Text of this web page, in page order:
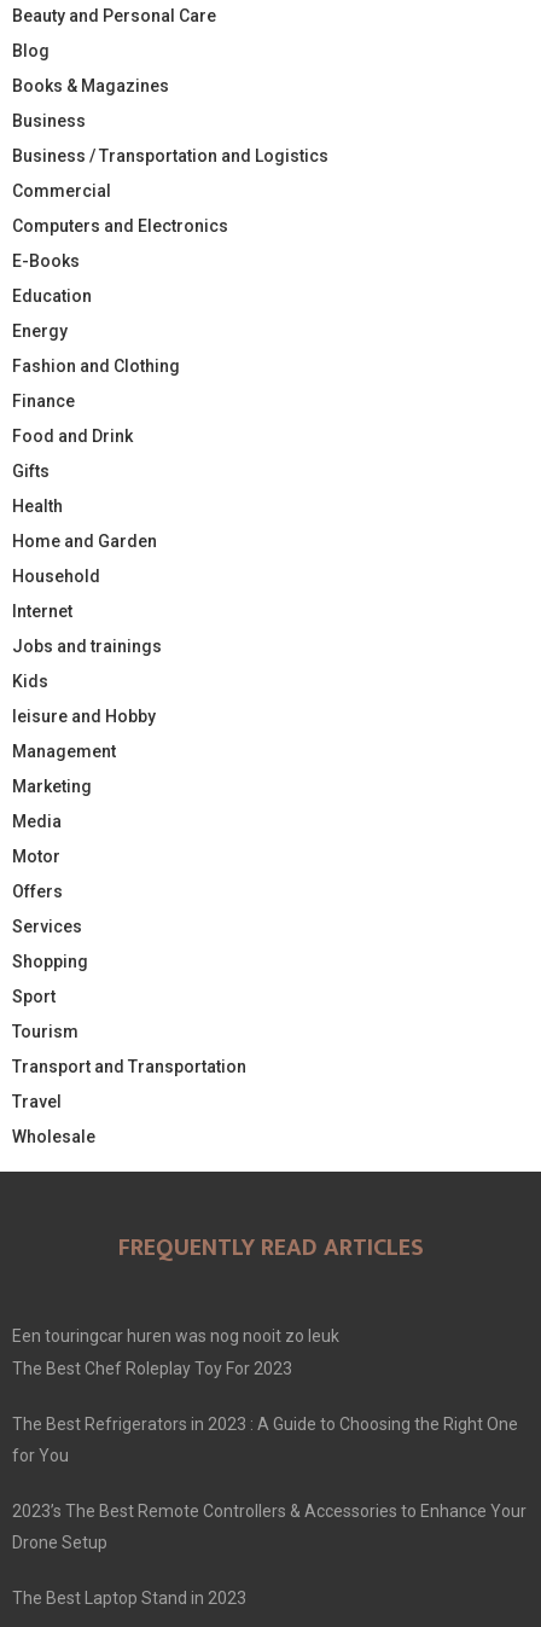
Beauty and Personal Care
Blog
Books & Magazines
Business
Business / Transportation and Logistics
Commercial
Computers and Electronics
E-Books
Education
Energy
Fashion and Clothing
Finance
Food and Drink
Gifts
Health
Home and Garden
Household
Internet
Jobs and trainings
Kids
leisure and Hobby
Management
Marketing
Media
Motor
Offers
Services
Shopping
Sport
Tourism
Transport and Transportation
Travel
Wholesale
FREQUENTLY READ ARTICLES
Een touringcar huren was nog nooit zo leuk
The Best Chef Roleplay Toy For 2023
The Best Refrigerators in 2023 : A Guide to Choosing the Right One
for You
2023’s The Best Remote Controllers & Accessories to Enhance Your
Drone Setup
The Best Laptop Stand in 2023